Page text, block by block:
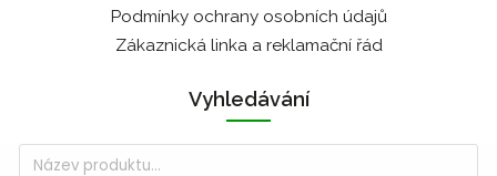
Podmínky ochrany osobních údajů
Zákaznická linka a reklamační řád
Vyhledávání